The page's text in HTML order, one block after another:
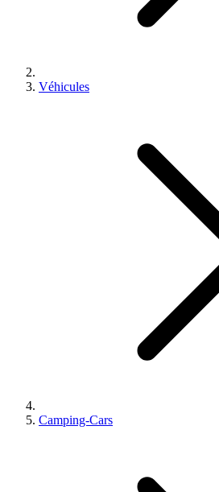
Véhicules
Camping-Cars